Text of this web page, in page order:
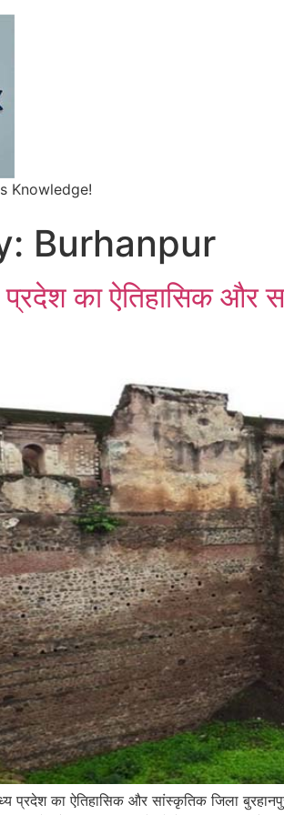
Knowledge!
Burhanpur
प्रदेश का ऐतिहासिक और
प्रदेश का ऐतिहासिक और सांस्कृतिक जिला